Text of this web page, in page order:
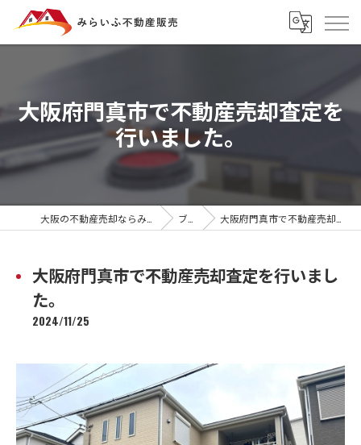
大阪府門真市で不動産売却査定を
行いました。
ブログ 大阪府門真市で不動産売却査定を行いました。
大阪府門真市で不動産売却査定を行いまし
た。
2024/11/25